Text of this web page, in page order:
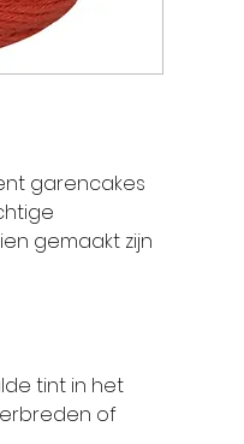
garencakes
gemaakt zijn
tint in het
of